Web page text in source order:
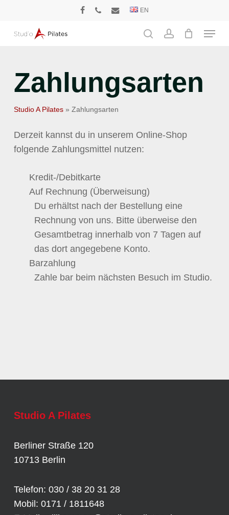
main
EN
Menu
Zahlungsarten
Studio A Pilates» Zahlungsarten
Derzeit kannst du in unserem Online-Shop
folgende Zahlungsmittel nutzen:
Kredit-/Debitkarte
Auf Rechnung (Überweisung)
Du erhältst nach der Bestellung eine
Rechnung von uns. Bitte überweise den
Gesamtbetrag innerhalb von 7 Tagen auf
das dort angegebene Konto.
Barzahlung
Zahle bar beim nächsten Besuch im Studio.
Studio A Pilates
Berliner Straße 120
10713 Berlin
Telefon: 030 / 38 20 31 28
Mobil: 0171 / 1811648